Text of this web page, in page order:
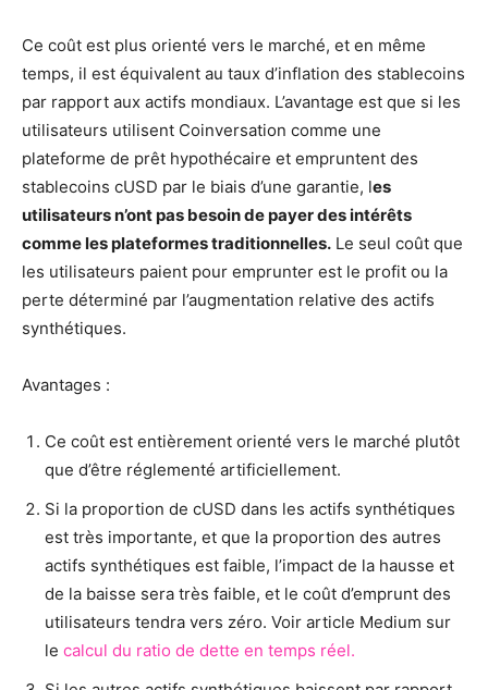
Ce coût est plus orienté vers le marché, et en même
temps, il est équivalent au taux d’inflation des stablecoins
par rapport aux actifs mondiaux. L’avantage est que si les
utilisateurs utilisent Coinversation comme une
plateforme de prêt hypothécaire et empruntent des
stablecoins cUSD par le biais d’une garantie, les
utilisateurs n’ont pas besoin de payer des intérêts
comme les plateformes traditionnelles. Le seul coût que
les utilisateurs paient pour emprunter est le profit ou la
perte déterminé par l’augmentation relative des actifs
synthétiques.
Avantages :
Ce coût est entièrement orienté vers le marché plutôt
que d’être réglementé artificiellement.
Si la proportion de cUSD dans les actifs synthétiques
est très importante, et que la proportion des autres
actifs synthétiques est faible, l’impact de la hausse et
de la baisse sera très faible, et le coût d’emprunt des
utilisateurs tendra vers zéro. Voir article Medium sur
le calcul du ratio de dette en temps réel.